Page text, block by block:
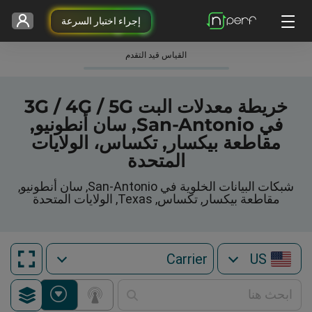
إجراء اختبار السرعة
القياس قيد التقدم
خريطة معدلات البت 3G / 4G / 5G
في San-Antonio, سان أنطونيو,
مقاطعة بيكسار, تكساس، الولايات
المتحدة
شبكات البيانات الخلوية في San-Antonio, سان أنطونيو,
مقاطعة بيكسار, تكساس, Texas, الولايات المتحدة
US